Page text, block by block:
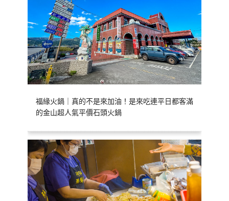
福緣火鍋｜真的不是來加油！是來吃連平日都客滿
的金山超人氣平價石頭火鍋